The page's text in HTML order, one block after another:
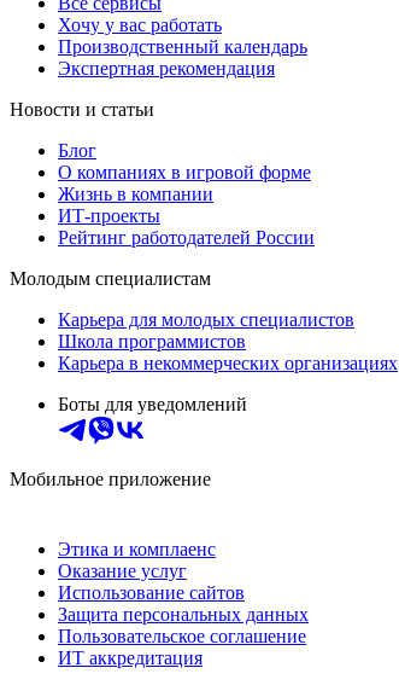
Хочу у вас работать
Производственный календарь
Экспертная рекомендация
Новости и статьи
Блог
О компаниях в игровой форме
Жизнь в компании
ИТ-проекты
Рейтинг работодателей России
Молодым специалистам
Карьера для молодых специалистов
Школа программистов
Карьера в некоммерческих организациях
Боты для уведомлений
Мобильное приложение
Этика и комплаенс
Оказание услуг
Использование сайтов
Защита персональных данных
Пользовательское соглашение
ИТ аккредитация